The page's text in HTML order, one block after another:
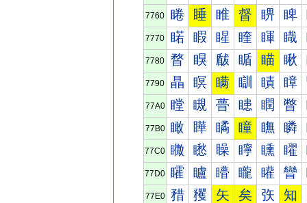
7760 睠 睡 睢 督 睤 睥
7770 睰 睱 睲 睳 睴 睵
7780 瞀 瞁 瞂 瞃 瞄 瞅
7790 瞐 瞑 瞒 瞓 瞔 瞕
77A0 瞠 瞡 瞢 瞣 瞤 瞥
77B0 瞰 瞱 瞲 瞳 瞴 瞵
77C0 矀 矁 矂 矃 矄 矅
77D0 矐 矑 矒 矓 矔 矕
77E0 矠 矡 矢 矣 矤 知